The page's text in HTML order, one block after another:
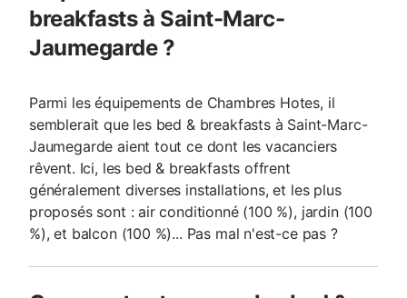
breakfasts à Saint-Marc-
Jaumegarde ?
Parmi les équipements de Chambres Hotes, il
semblerait que les bed & breakfasts à Saint-Marc-
Jaumegarde aient tout ce dont les vacanciers
rêvent. Ici, les bed & breakfasts offrent
généralement diverses installations, et les plus
proposés sont : air conditionné (100 %), jardin (100
%), et balcon (100 %)... Pas mal n'est-ce pas ?